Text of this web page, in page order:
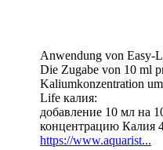
Anwendung von Easy-
Die Zugabe von 10 ml
Kaliumkonzentration
Life калия:
добавление 10 мл на
концентрацию Калия
https://www.aquarist...